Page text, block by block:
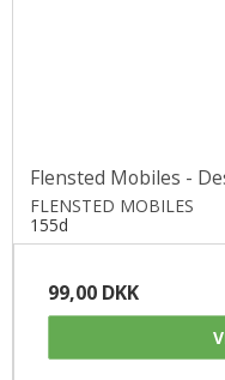
Flensted Mobiles -
FLENSTED MOBILES
155d
99,00 DKK